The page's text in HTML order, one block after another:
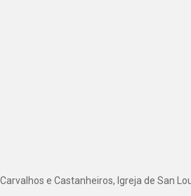
e Castanheiros, Igreja de San